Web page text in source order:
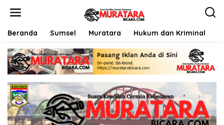
Beranda Sumsel Muratara Hukum dan Kriminal